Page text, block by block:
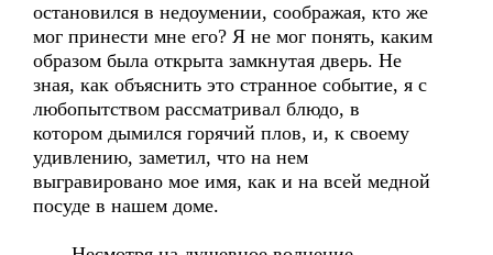
остановился в недоумении, соображая, кто же
мог принести мне его? Я не мог понять, каким
образом была открыта замкнутая дверь. Не
зная, как объяснить это странное событие, я с
любопытством рассматривал блюдо, в
котором дымился горячий плов, и, к своему
удивлению, заметил, что на нем
выгравировано мое имя, как и на всей медной
посуде в нашем доме.